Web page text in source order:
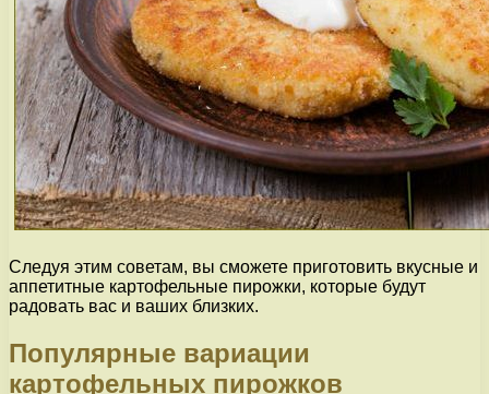
Следуя этим советам, вы сможете приготовить вкусные и
аппетитные картофельные пирожки, которые будут
радовать вас и ваших близких.
Популярные вариации
картофельных пирожков